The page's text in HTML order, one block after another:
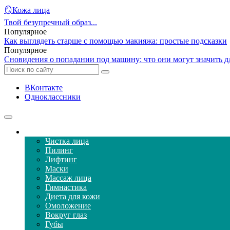
🪞Кожа лица
Твой безупречный образ...
Популярное
Как выглядеть старше с помощью макияжа: простые подсказки
Популярное
Сновидения о попадании под машину: что они могут значить
ВКонтакте
Одноклассники
Чистка лица
Пилинг
Лифтинг
Маски
Массаж лица
Гимнастика
Диета для кожи
Омоложение
Вокруг глаз
Губы